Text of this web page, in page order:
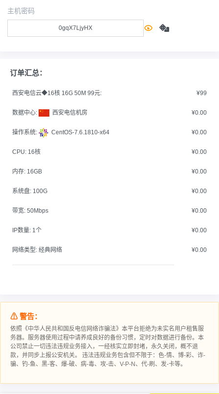
主机密码
订单汇总：
西安电信云◆16核 16G 50M 99元: ¥99
数据中心: 西安电信机房 ¥0.00
操作系统: CentOS-7.6.1810-x64 ¥0.00
CPU: 16核 ¥0.00
内存: 16GB ¥0.00
系统盘: 100G ¥0.00
带宽: 50Mbps ¥0.00
IP数量: 1个 ¥0.00
网络类型: 经典网络 ¥0.00
⚠ 警告：
依照《中华人民共和国反电信网络诈骗法》本平台拒绝为未实名用户租售服
务器。服务器使用过程中请‮成养‬良好的备‮习份‬惯，定时对数据进行‮份备‬。本
公司禁止一切违法违规业务接入，一经核实立即封堵，永久关闭，概不退
款，并同步上报公安机关。 违法违规业务包含但不限于：色-情、博-彩、诈-
骗、钓-鱼、黑-客、爆-破、病-毒、攻-击、V-P-N、代-刷、发-卡等。